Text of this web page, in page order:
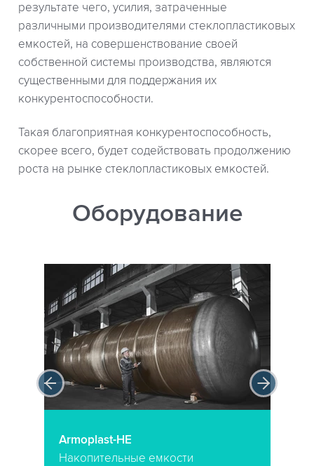
результате чего, усилия, затраченные
различными производителями стеклопластиковых
емкостей, на совершенствование своей
собственной системы производства, являются
существенными для поддержания их
конкурентоспособности.
Такая благоприятная конкурентоспособность,
скорее всего, будет содействовать продолжению
роста на рынке стеклопластиковых емкостей.
Оборудование
Armoplast-HE
Накопительные емкости